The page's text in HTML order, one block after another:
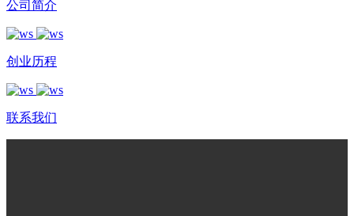
公司简介
创业历程
联系我们